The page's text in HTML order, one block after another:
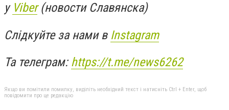
у Viber(новости Славянска)
Слідкуйте за нами в Instagram
Та телеграм:https://t.me/news6262
Якщо ви помітили помилку, виділіть необхідний текст і натисніть Ctrl + Enter, щоб
повідомити про це редакцію